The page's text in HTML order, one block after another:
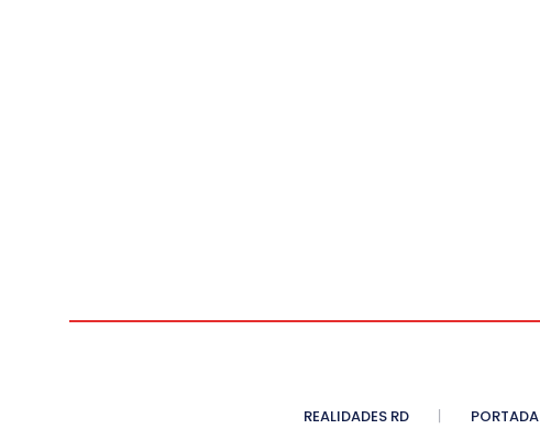
REALIDADES RD PORTADA